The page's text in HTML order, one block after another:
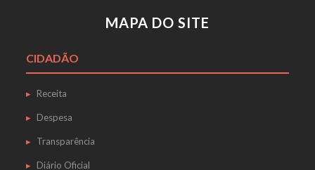
MAPA DO SITE
CIDADÃO
Receita
Despesa
Transparência
Diário Oficial